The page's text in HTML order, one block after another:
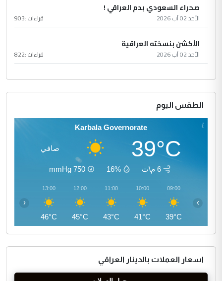
صحراء السعودي بدم العراقي !
الأحد 02 آب 2026 قراءات :903
الأكشن بنسخته العراقية
الأحد 02 آب 2026 قراءات :822
الطقس اليوم
Karbala Governorate
39°C صافي
6 م\ث 16%
750
mmHg
09:00
39°C
10:00
41°C
11:00
43°C
12:00
45°C
13:00
46°C
‹ ›
اسعار العملات بالدينار العراقي